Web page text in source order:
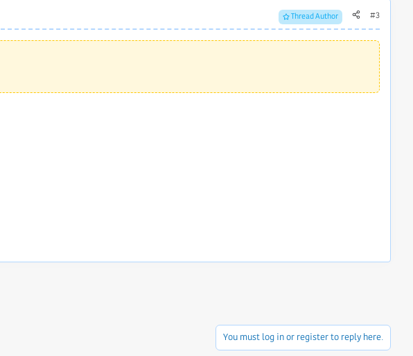
Thread Author #3
You must log in or register to reply here.